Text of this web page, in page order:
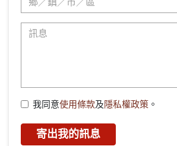
我同意使用條款及隱私權政策 。
寄出我的訊息